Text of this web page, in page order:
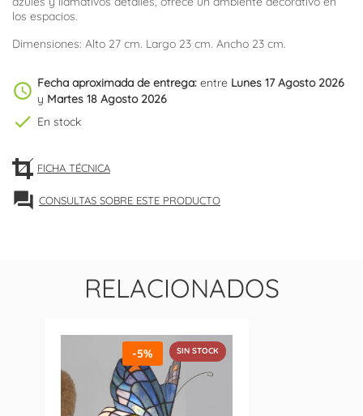
los espacios.
Dimensiones: Alto 27 cm. Largo 23 cm. Ancho 23 cm.
schedule Fecha aproximada de entrega: entre Lunes 17 Agosto 2026
y Martes 18 Agosto 2026
check En stock
FICHA TÉCNICA
forum CONSULTAS SOBRE ESTE PRODUCTO
RELACIONADOS
-5% SIN STOCK